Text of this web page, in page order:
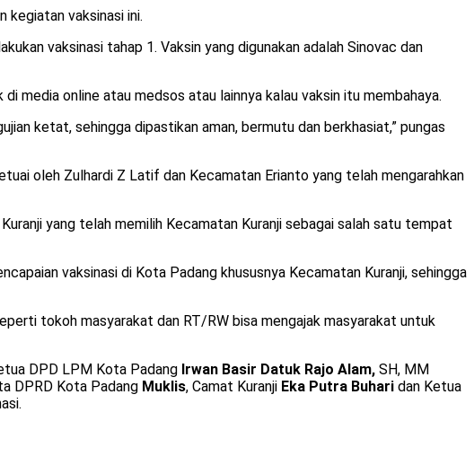
kegiatan vaksinasi ini.
vaksinasi tahap 1. Vaksin yang digunakan adalah Sinovac dan
media online atau medsos atau lainnya kalau vaksin itu membahaya.
ketat, sehingga dipastikan aman, bermutu dan berkhasiat,” pungas
oleh Zulhardi Z Latif dan Kecamatan Erianto yang telah mengarahkan
yang telah memilih Kecamatan Kuranji sebagai salah satu tempat
vaksinasi di Kota Padang khususnya Kecamatan Kuranji, sehingga
tokoh masyarakat dan RT/RW bisa mengajak masyarakat untuk
DPD LPM Kota Padang Irwan Basir Datuk Rajo Alam, SH, MM
DPRD Kota Padang Muklis, Camat Kuranji Eka Putra Buhari dan Ketua